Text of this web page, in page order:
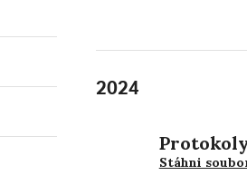
2024
Stáhni